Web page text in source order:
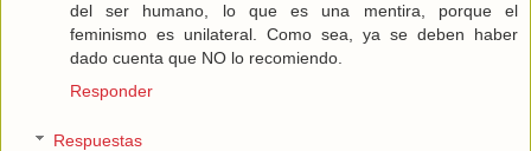
del ser humano, lo que es una mentira, porque el
feminismo es unilateral. Como sea, ya se deben haber
dado cuenta que NO lo recomiendo.
Responder
Respuestas